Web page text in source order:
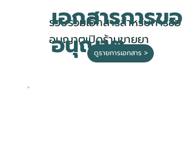
รวบรวมเอกสารสำหรับการขอ
อนุญาตเปิดร้านขายยา
เอกสารการขอ
อนุญาต
ดูรายการเอกสาร >